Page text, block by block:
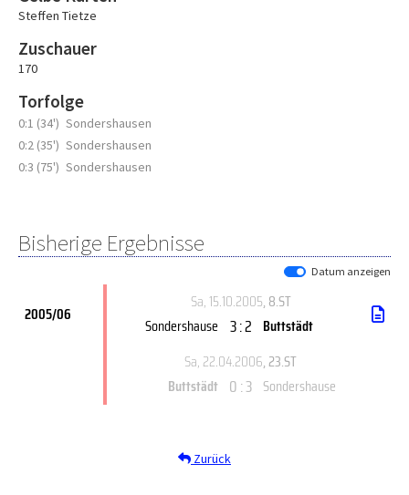
Steffen Tietze
Zuschauer
170
Torfolge
0:1 (34') Sondershausen
0:2 (35') Sondershausen
0:3 (75') Sondershausen
Bisherige Ergebnisse
Datum anzeigen
2005/06
Sa, 15.10.2005, 8.ST
Sondershause 3 : 2 Buttstädt
Sa, 22.04.2006, 23.ST
Buttstädt 0 : 3 Sondershause
Zurück